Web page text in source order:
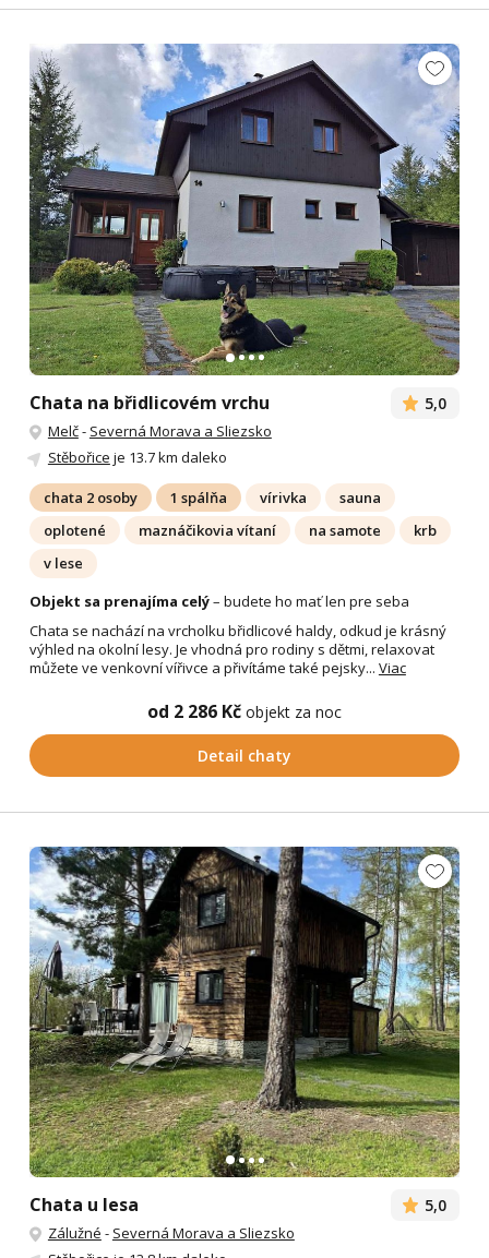
Chata na břidlicovém vrchu 5,0
Melč- Severná Morava a Sliezsko
Stěbořice je 13.7 km daleko
chata 2 osoby 1 spálňa vírivka
sauna
oplotené
maznáčikovia vítaní na samote
krb
v lese
Objekt sa prenajíma celý– budete ho mať len pre seba
Chata se nachází na vrcholku břidlicové haldy, odkud je krásný
výhled na okolní lesy. Je vhodná pro rodiny s dětmi, relaxovat
můžete ve venkovní vířivce a přivítáme také pejsky... Viac
od 2 286 Kč objekt za noc
Detail chaty
Chata u lesa 5,0
Zálužné - Severná Morava a Sliezsko